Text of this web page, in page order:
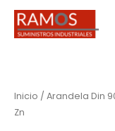
Inicio / Arandela Din
Zn